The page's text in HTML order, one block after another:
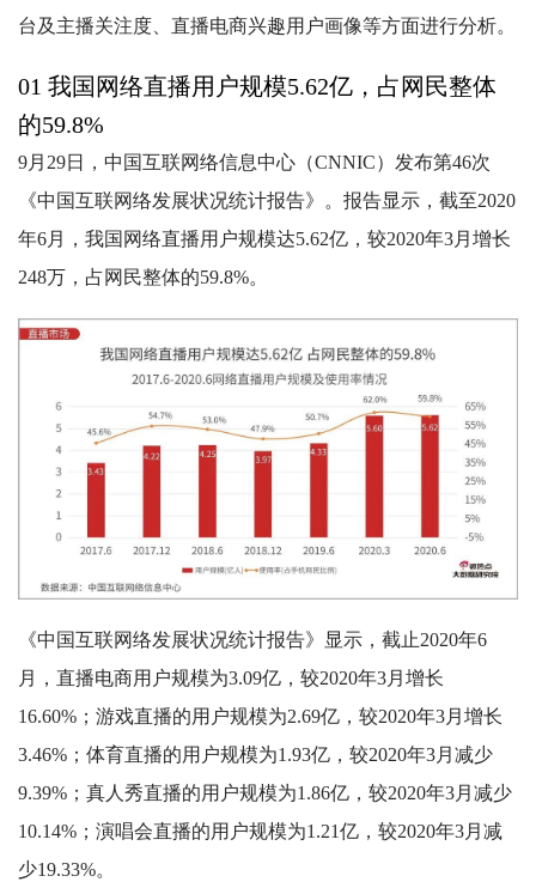
台及主播关注度、直播电商兴趣用户画像等方面进行分析。
01 我国网络直播用户规模5.62亿，占网民整体
的59.8%
9月29日，中国互联网络信息中心（CNNIC）发布第46次
《中国互联网络发展状况统计报告》。报告显示，截至2020
年6月，我国网络直播用户规模达5.62亿，较2020年3月增长
248万，占网民整体的59.8%。
《中国互联网络发展状况统计报告》显示，截止2020年6
月，直播电商用户规模为3.09亿，较2020年3月增长
16.60%；游戏直播的用户规模为2.69亿，较2020年3月增长
3.46%；体育直播的用户规模为1.93亿，较2020年3月减少
9.39%；真人秀直播的用户规模为1.86亿，较2020年3月减少
10.14%；演唱会直播的用户规模为1.21亿，较2020年3月减
少19.33%。